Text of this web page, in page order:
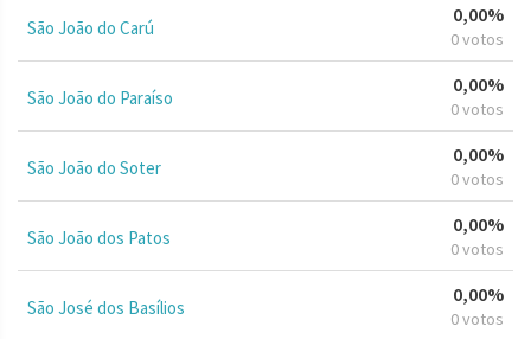
São João do Carú
0,00%
0 votos
São João do Paraíso
0,00%
0 votos
São João do Soter
0,00%
0 votos
São João dos Patos
0,00%
0 votos
São José dos Basílios
0,00%
0 votos